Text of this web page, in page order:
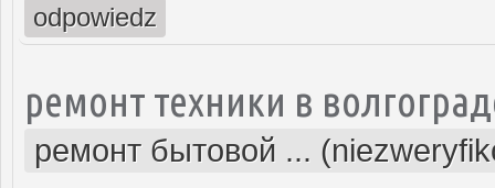
odpowiedz
ремонт техники в
ремонт бытовой ...